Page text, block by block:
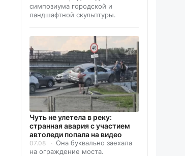
симпозиума городской и
ландшафтной скульптуры.
Чуть не улетела в реку:
странная авария с участием
автоледи попала на видео
07.08
Она буквально заехала
на ограждение моста.